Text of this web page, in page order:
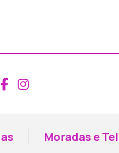
Aceder ao
Aceder ao
Moradas e